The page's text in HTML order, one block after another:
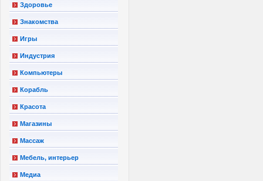
Здоровье
Знакомства
Игры
Индустрия
Компьютеры
Корабль
Красота
Магазины
Массаж
Мебель, интерьер
Медиа